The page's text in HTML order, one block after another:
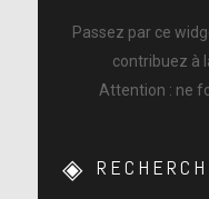
Passez par ce
contribuez à
Attention : ne